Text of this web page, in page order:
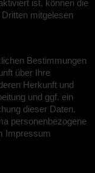
ist, können die
mitgelesen
Bestimmungen
über Ihre
Herkunft und
und ggf. ein
dieser Daten.
personenbezogene
Impressum